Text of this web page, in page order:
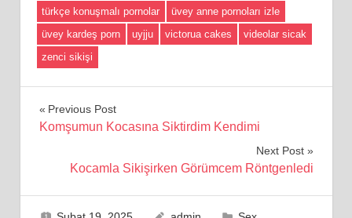
türkçe konuşmalı pornolar
üvey anne pornoları izle
üvey kardeş porn
uyjju victorua cakes
videolar sicak
zenci sikişi
Yazı
Previous Post
Komşumun Kocasına Siktirdim Kendimi
Next Post
Kocamla Sikişirken Görümcem Röntgenledi